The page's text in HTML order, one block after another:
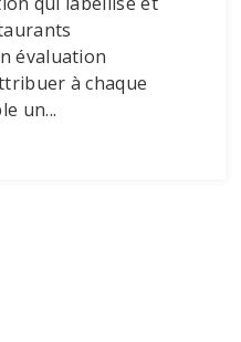
évaluation
à chaque
un...